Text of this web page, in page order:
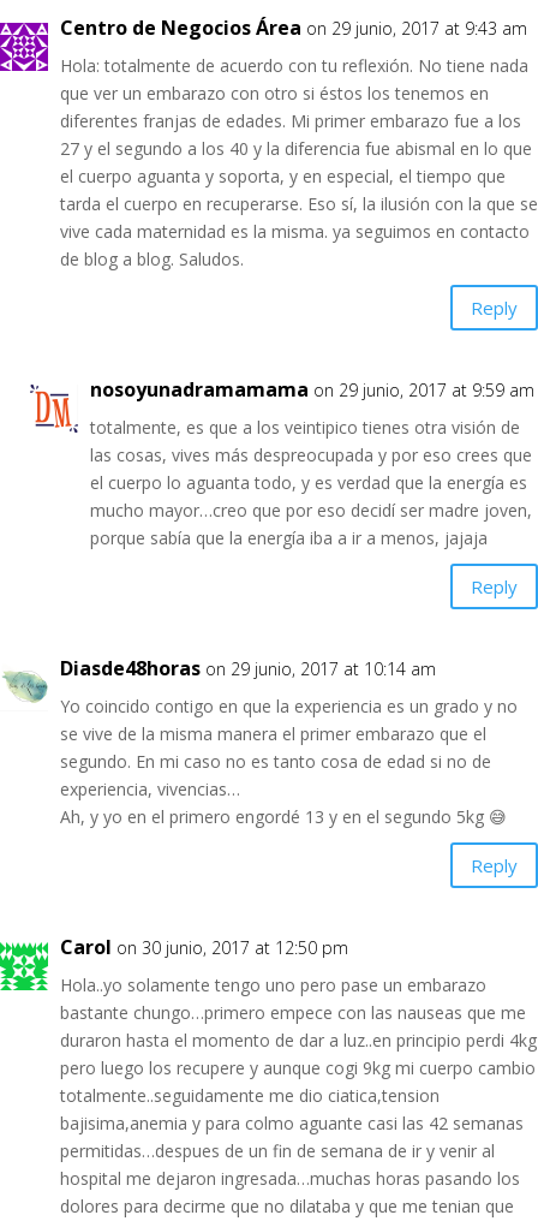
Centro de Negocios Área on 29 junio, 2017 at 9:43 am
Hola: totalmente de acuerdo con tu reflexión. No tiene nada
que ver un embarazo con otro si éstos los tenemos en
diferentes franjas de edades. Mi primer embarazo fue a los
27 y el segundo a los 40 y la diferencia fue abismal en lo que
el cuerpo aguanta y soporta, y en especial, el tiempo que
tarda el cuerpo en recuperarse. Eso sí, la ilusión con la que se
vive cada maternidad es la misma. ya seguimos en contacto
de blog a blog. Saludos.
Reply
nosoyunadramamama on 29 junio, 2017 at 9:59 am
totalmente, es que a los veintipico tienes otra visión de
las cosas, vives más despreocupada y por eso crees que
el cuerpo lo aguanta todo, y es verdad que la energía es
mucho mayor…creo que por eso decidí ser madre joven,
porque sabía que la energía iba a ir a menos, jajaja
Reply
Diasde48horas on 29 junio, 2017 at 10:14 am
Yo coincido contigo en que la experiencia es un grado y no
se vive de la misma manera el primer embarazo que el
segundo. En mi caso no es tanto cosa de edad si no de
experiencia, vivencias…
Ah, y yo en el primero engordé 13 y en el segundo 5kg 😅
Reply
Carol on 30 junio, 2017 at 12:50 pm
Hola..yo solamente tengo uno pero pase un embarazo
bastante chungo…primero empece con las nauseas que me
duraron hasta el momento de dar a luz..en principio perdi 4kg
pero luego los recupere y aunque cogi 9kg mi cuerpo cambio
totalmente..seguidamente me dio ciatica,tension
bajisima,anemia y para colmo aguante casi las 42 semanas
permitidas…despues de un fin de semana de ir y venir al
hospital me dejaron ingresada…muchas horas pasando los
dolores para decirme que no dilataba y que me tenian que